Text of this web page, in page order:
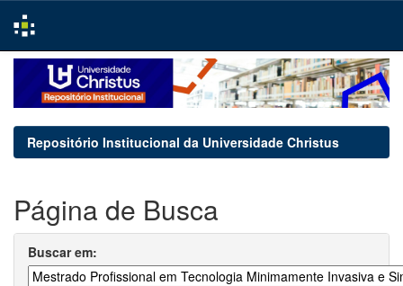
navigation
Repositório Institucional da Universidade Christus
Página de Busca
Buscar em: